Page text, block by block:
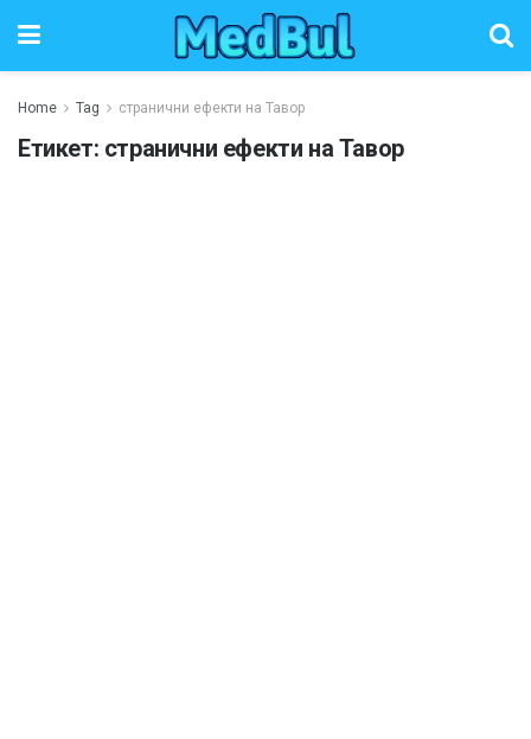
Home Tag странични ефекти на Тавор
Етикет: странични ефекти на Тавор